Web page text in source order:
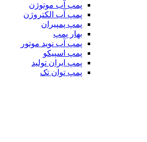
پمپ آب موتوژن
پمپ آب الکتروژن
پمپ پمپیران
بهار پمپ
پمپ آب نوید موتور
پمپ اسپیکو
پمپ ایران تولید
پمپ توان تک